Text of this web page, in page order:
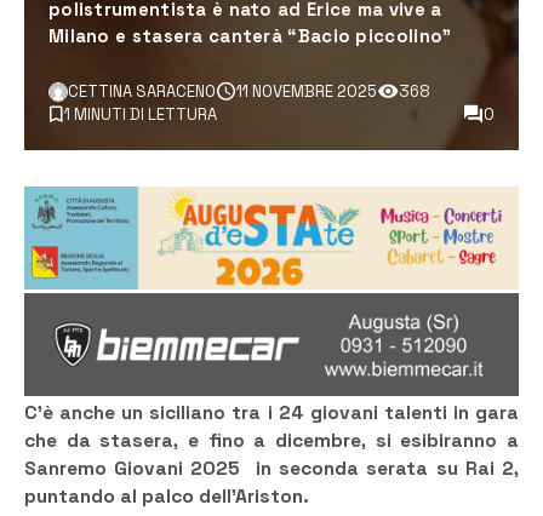
polistrumentista è nato ad Erice ma vive a
Milano e stasera canterà “Bacio piccolino”
CETTINA SARACENO 11 NOVEMBRE 2025
368
1 MINUTI DI LETTURA
0
C’è anche un siciliano tra i 24 giovani talenti in gara
che da stasera, e fino a dicembre, si esibiranno a
Sanremo Giovani 2025 in seconda serata su Rai 2,
puntando al palco dell’Ariston.